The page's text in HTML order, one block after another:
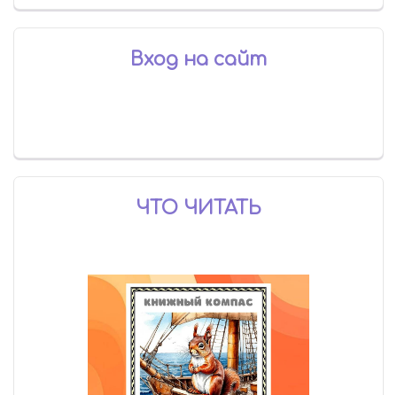
Вход на сайт
ЧТО ЧИТАТЬ